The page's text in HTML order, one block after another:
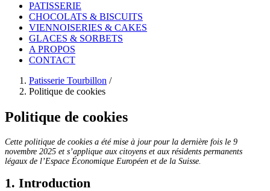
PATISSERIE
CHOCOLATS & BISCUITS
VIENNOISERIES & CAKES
GLACES & SORBETS
A PROPOS
CONTACT
Patisserie Tourbillon /
Politique de cookies
Politique de cookies
Cette politique de cookies a été mise à jour pour la dernière fois le 9
novembre 2025 et s’applique aux citoyens et aux résidents permanents
légaux de l’Espace Économique Européen et de la Suisse.
1. Introduction